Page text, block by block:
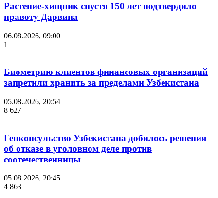
Растение-хищник спустя 150 лет подтвердило
правоту Дарвина
06.08.2026, 09:00
1
Биометрию клиентов финансовых организаций
запретили хранить за пределами Узбекистана
05.08.2026, 20:54
8 627
Генконсульство Узбекистана добилось решения
об отказе в уголовном деле против
соотечественницы
05.08.2026, 20:45
4 863